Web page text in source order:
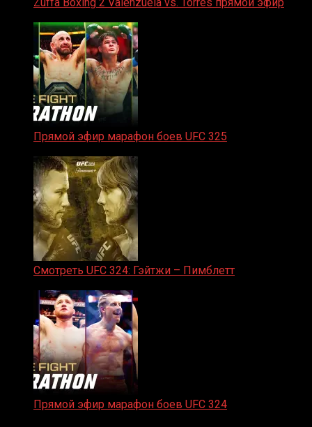
Прямой эфир марафон боев UFC 325
Смотреть UFC 324: Гэйтжи – Пимблетт
Прямой эфир марафон боев UFC 324